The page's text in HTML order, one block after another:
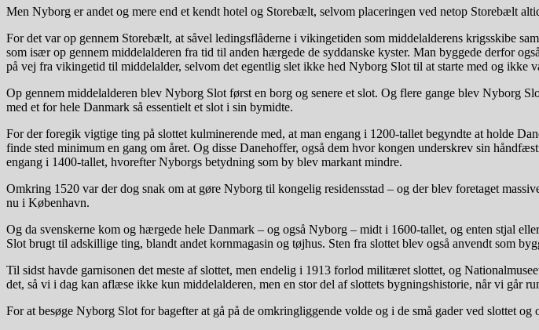
Men Nyborg er andet og mere end et kendt hotel og Storebælt, selvom placeringen ved netop Storebælt
For det var op gennem Storebælt, at såvel ledingsflåderne i vikingetiden som middelalderens krigsskibe
som især op gennem middelalderen fra tid til anden hærgede de syddanske kyster. Man byggede derfor
på vej fra vikingetid til middelalder, selvom det egentlig slet ikke hed Nyborg Slot til at starte med og ikke
Op gennem middelalderen blev Nyborg Slot først en borg og senere et slot. Og flere gange blev Nyborg
med et for hele Danmark så essentielt et slot i sin bymidte.
For der foregik vigtige ting på slottet kulminerende med, at man engang i 1200-tallet begyndte at holde
finde sted minimum en gang om året. Og disse Danehoffer, også dem hvor kongen underskrev sin
engang i 1400-tallet, hvorefter Nyborgs betydning som by blev markant mindre.
Omkring 1520 var der dog snak om at gøre Nyborg til kongelig residensstad – og der blev foretaget
nu i København.
Og da svenskerne kom og hærgede hele Danmark – og også Nyborg – midt i 1600-tallet, og enten stjal
Slot brugt til adskillige ting, blandt andet kornmagasin og tøjhus. Sten fra slottet blev også anvendt som
Til sidst havde garnisonen det meste af slottet, men endelig i 1913 forlod militæret slottet, og
det, så vi i dag kan aflæse ikke kun middelalderen, men en stor del af slottets bygningshistorie, når vi går
For at besøge Nyborg Slot for bagefter at gå på de omkringliggende volde og i de små gader ved slottet